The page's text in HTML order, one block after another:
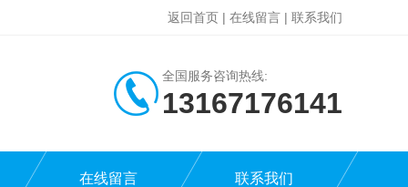
返回首页 | 在线留言 | 联系我们
全国服务咨询热线:
13167176141
在线留言 联系我们